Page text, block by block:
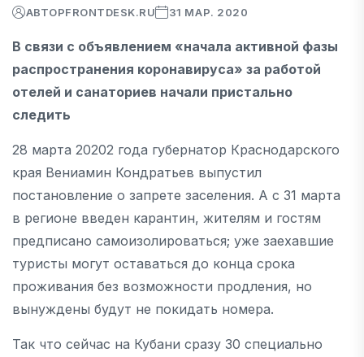
АВТОРFRONTDESK.RU 31 МАР. 2020
В связи с объявлением «начала активной фазы
распространения коронавируса» за работой
отелей и санаториев начали пристально
следить
28 марта 20202 года губернатор Краснодарского
края Вениамин Кондратьев выпустил
постановление о запрете заселения. А с 31 марта
в регионе введен карантин, жителям и гостям
предписано самоизолироваться; уже заехавшие
туристы могут оставаться до конца срока
проживания без возможности продления, но
вынуждены будут не покидать номера.
Так что сейчас на Кубани сразу 30 специально